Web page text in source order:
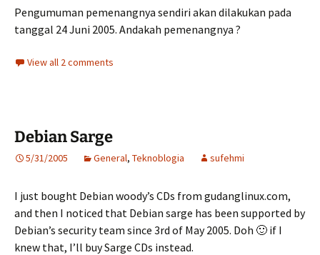
Pengumuman pemenangnya sendiri akan dilakukan pada
tanggal 24 Juni 2005. Andakah pemenangnya ?
View all 2 comments
Debian Sarge
5/31/2005 General, Teknoblogia sufehmi
I just bought Debian woody’s CDs from gudanglinux.com,
and then I noticed that Debian sarge has been supported by
Debian’s security team since 3rd of May 2005. Doh 🙂 if I
knew that, I’ll buy Sarge CDs instead.